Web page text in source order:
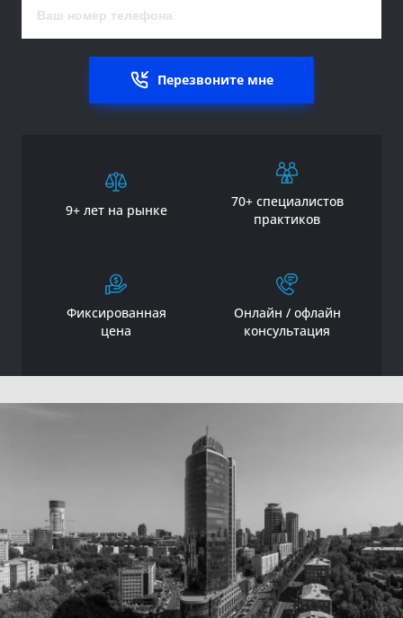
Перезвоните мне
9+ лет на рынке
70+ специалистов
практиков
Фиксированная
цена
Онлайн / офлайн
консультация